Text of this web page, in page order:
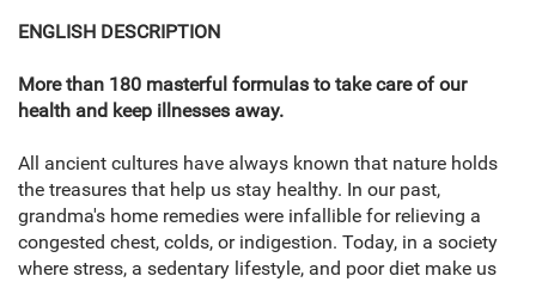
ENGLISH DESCRIPTION
More than 180 masterful formulas to take care of our
health and keep illnesses away.
All ancient cultures have always known that nature holds
the treasures that help us stay healthy. In our past,
grandma's home remedies were infallible for relieving a
congested chest, colds, or indigestion. Today, in a society
where stress, a sedentary lifestyle, and poor diet make us